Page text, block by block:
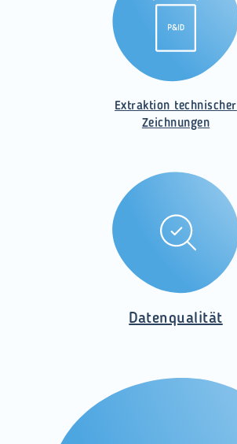
Extraktion technischer
Zeichnungen
Datenqualität